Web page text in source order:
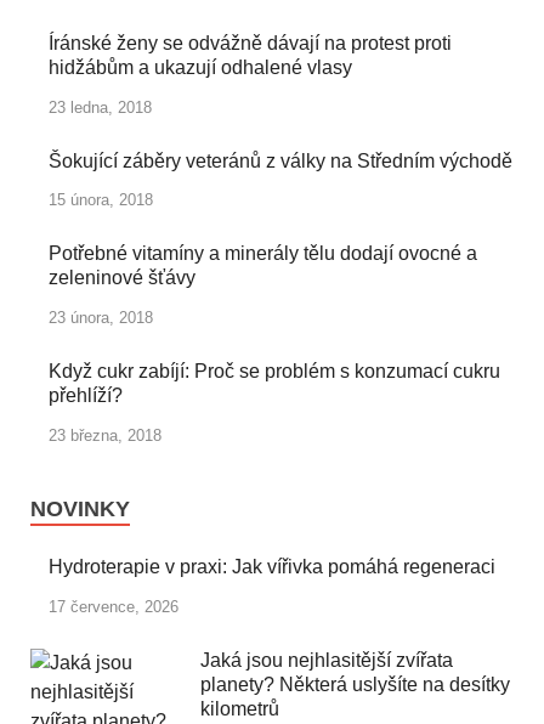
Íránské ženy se odvážně dávají na protest proti
hidžábům a ukazují odhalené vlasy
23 ledna, 2018
Šokující záběry veteránů z války na Středním východě
15 února, 2018
Potřebné vitamíny a minerály tělu dodají ovocné a
zeleninové šťávy
23 února, 2018
Když cukr zabíjí: Proč se problém s konzumací cukru
přehlíží?
23 března, 2018
NOVINKY
Hydroterapie v praxi: Jak vířivka pomáhá regeneraci
17 července, 2026
Jaká jsou nejhlasitější zvířata
planety? Některá uslyšíte na desítky
kilometrů